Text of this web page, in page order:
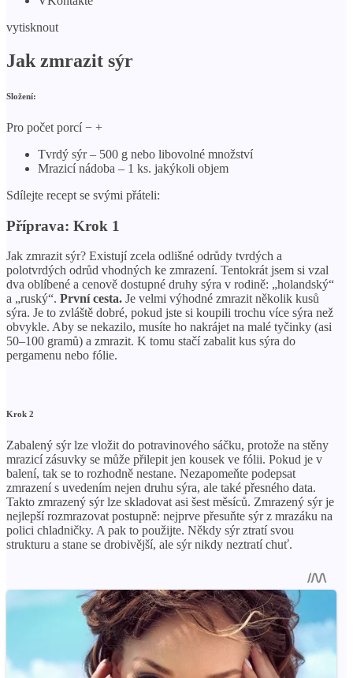
vytisknout
Jak zmrazit sýr
Složení:
Pro počet porcí − +
Tvrdý sýr – 500 g nebo libovolné množství
Mrazicí nádoba – 1 ks. jakýkoli objem
Sdílejte recept se svými přáteli:
Příprava: Krok 1
Jak zmrazit sýr? Existují zcela odlišné odrůdy tvrdých a
polotvrdých odrůd vhodných ke zmrazení. Tentokrát jsem si vzal
dva oblíbené a cenově dostupné druhy sýra v rodině: „holandský“
a „ruský“. První cesta. Je velmi výhodné zmrazit několik kusů
sýra. Je to zvláště dobré, pokud jste si koupili trochu více sýra než
obvykle. Aby se nekazilo, musíte ho nakrájet na malé tyčinky (asi
50–100 gramů) a zmrazit. K tomu stačí zabalit kus sýra do
pergamenu nebo fólie.
Krok 2
Zabalený sýr lze vložit do potravinového sáčku, protože na stěny
mrazicí zásuvky se může přilepit jen kousek ve fólii. Pokud je v
balení, tak se to rozhodně nestane. Nezapomeňte podepsat
zmrazení s uvedením nejen druhu sýra, ale také přesného data.
Takto zmrazený sýr lze skladovat asi šest měsíců. Zmrazený sýr je
nejlepší rozmrazovat postupně: nejprve přesuňte sýr z mrazáku na
polici chladničky. A pak to použijte. Někdy sýr ztratí svou
strukturu a stane se drobivější, ale sýr nikdy neztratí chuť.